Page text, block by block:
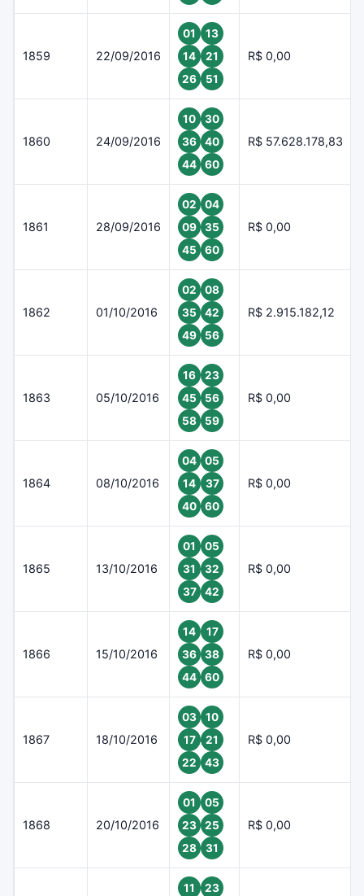
1859 22/09/2016
01
13
14
21
26
51
R$ 0,00
1860 24/09/2016
10
30
36
40
44
60
R$ 57.628.178,83
1861 28/09/2016
02
04
09
35
45
60
R$ 0,00
1862 01/10/2016
02
08
35
42
49
56
R$ 2.915.182,12
1863 05/10/2016
16
23
45
56
58
59
R$ 0,00
1864 08/10/2016
04
05
14
37
40
60
R$ 0,00
1865 13/10/2016
01
05
31
32
37
42
R$ 0,00
1866 15/10/2016
14
17
36
38
44
60
R$ 0,00
1867 18/10/2016
03
10
17
21
22
43
R$ 0,00
1868 20/10/2016
01
05
23
25
28
31
R$ 0,00
11
23